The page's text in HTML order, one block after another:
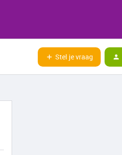
Stel je vraag